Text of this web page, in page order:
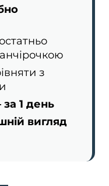
з
1 день
вигляд